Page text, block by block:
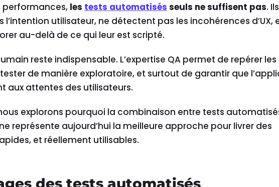
performances, les tests automatisés seuls ne suffisent pas.
utilisateur, ne détectent pas les incohérences d’UX,
au-delà de ce qui leur est scripté.
reste indispensable. L’expertise QA permet de repérer les
de manière exploratoire, et surtout de garantir que
aux attentes des utilisateurs.
explorons pourquoi la combinaison entre tests
représente aujourd’hui la meilleure approche pour livrer des
et réellement utilisables.
des tests automatisés